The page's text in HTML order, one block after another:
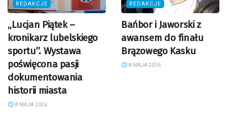
REDAKCJE
„Lucjan Piątek –
kronikarz lubelskiego
sportu”. Wystawa
poświęcona pasji
dokumentowania
historii miasta
8 MAJA 2026
REDAKCJE
Bańbor i Jaworski z
awansem do finału
Brązowego Kasku
8 MAJA 2026